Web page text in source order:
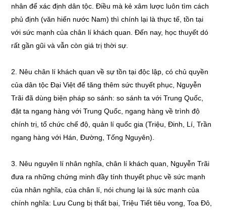
nhân để xác định dân tộc. Điều mà kẻ xâm lược luôn tìm cách
phủ định (văn hiến nước Nam) thì chính lại là thực tế, tồn tại
với sức mạnh của chân lí khách quan. Đến nay, học thuyết dó
rất gần gũi và vẫn còn giá trị thời sự.
2. Nêu chân lí khách quan về sự tồn tại độc lập, có chủ quyền
của dân tộc Đại Việt để tăng thêm sức thuyết phục, Nguyễn
Trãi đã dùng biện pháp so sánh: so sánh ta với Trung Quốc,
đặt ta ngang hàng với Trung Quốc, ngang hàng về trình độ
chính trị, tổ chức chế độ, quản lí quốc gia (Triệu, Đinh, Lí, Trần
ngang hàng với Hán, Đường, Tống Nguyên).
3. Nêu nguyên lí nhân nghĩa, chân lí khách quan, Nguyễn Trãi
đưa ra những chứng minh đầy tính thuyết phục về sức mạnh
của nhân nghĩa, của chân lí, nói chung lại là sức mạnh của
chính nghĩa: Lưu Cung bị thất bại, Triệu Tiết tiêu vong, Toa Đô,